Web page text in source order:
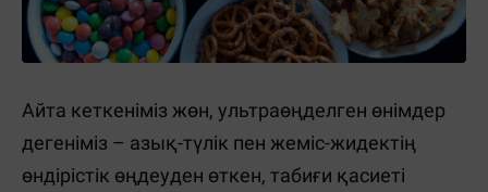
Айта кеткеніміз жөн, ультраөңделген өнімдер
дегеніміз – азық-түлік пен жеміс-жидектің
өндірістік өңдеуден өткен, табиғи қасиеті